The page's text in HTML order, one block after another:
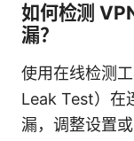
如何检测
漏？
使用在线检测
Leak Test）在
漏，调整设置或